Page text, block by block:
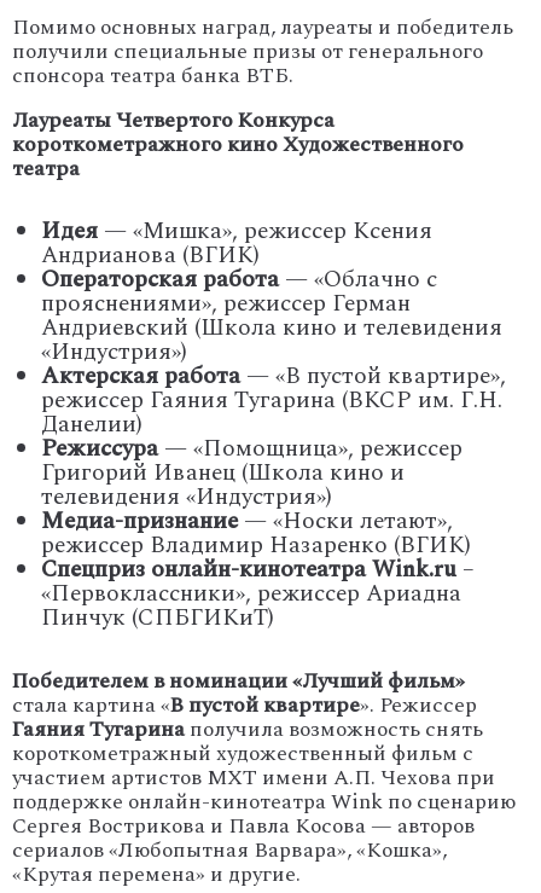
Помимо основных наград, лауреаты и победитель
получили специальные призы от генерального
спонсора театра банка ВТБ.
Лауреаты Четвертого Конкурса
короткометражного кино Художественного
театра
Идея — «Мишка», режиссер Ксения
Андрианова (ВГИК)
Операторская работа— «Облачно с
прояснениями», режиссер Герман
Андриевский (Школа кино и телевидения
«Индустрия»)
Актерская работа— «В пустой квартире»,
режиссер Гаяния Тугарина (ВКСР им. Г.Н.
Данелии)
Режиссура— «Помощница», режиссер
Григорий Иванец (Школа кино и
телевидения «Индустрия»)
Медиа-признание— «Носки летают»,
режиссер Владимир Назаренко (ВГИК)
Спецприз онлайн-кинотеатра Wink.ru –
«Первоклассники», режиссер Ариадна
Пинчук (СПБГИКиТ)
Победителем в номинации «Лучший фильм»
стала картина «В пустой квартире». Режиссер
Гаяния Тугаринаполучила возможность снять
короткометражный художественный фильм с
участием артистов МХТ имени А.П. Чехова при
поддержке онлайн-кинотеатра Wink по сценарию
Сергея Вострикова и Павла Косова — авторов
сериалов «Любопытная Варвара», «Кошка»,
«Крутая перемена» и другие.